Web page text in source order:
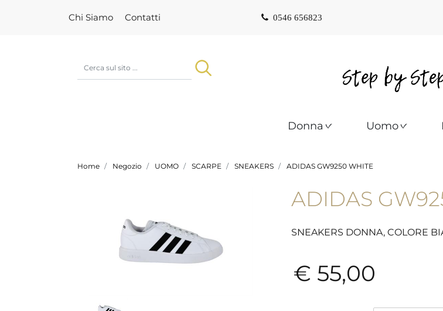
Chi Siamo Contatti 0546 656823
Donna Uomo
Home Negozio UOMO SCARPE SNEAKERS ADIDAS GW9250 WHITE
ADIDAS
SNEAKERS DONNA, COLORE
€ 55,00